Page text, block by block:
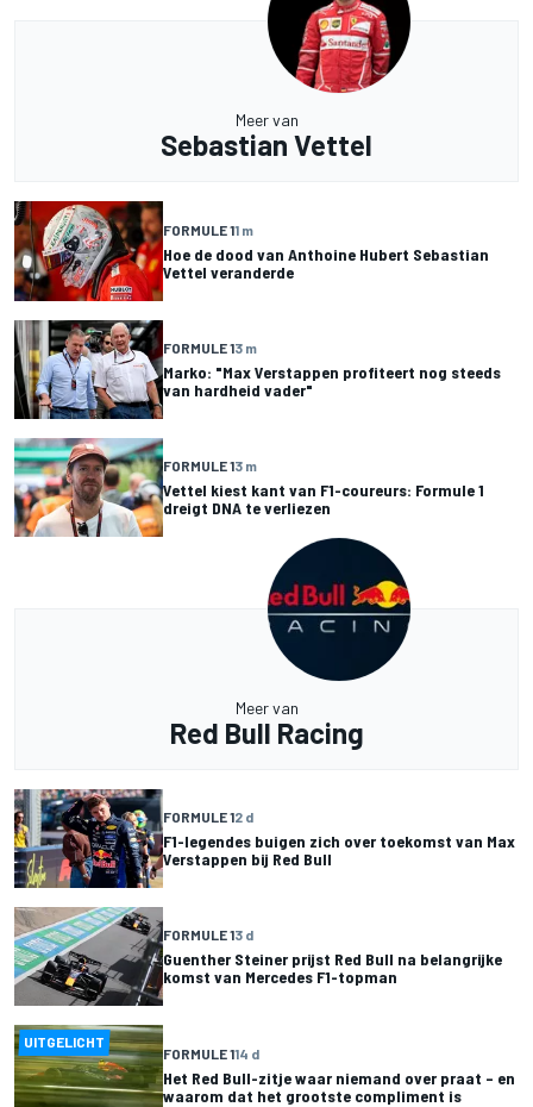
Meer van
Sebastian Vettel
FORMULE 11 m
Hoe de dood van Anthoine Hubert Sebastian
Vettel veranderde
FORMULE 13 m
Marko: "Max Verstappen profiteert nog steeds
van hardheid vader"
FORMULE 13 m
Vettel kiest kant van F1-coureurs: Formule 1
dreigt DNA te verliezen
Meer van
Red Bull Racing
FORMULE 12 d
F1-legendes buigen zich over toekomst van Max
Verstappen bij Red Bull
FORMULE 13 d
Guenther Steiner prijst Red Bull na belangrijke
komst van Mercedes F1-topman
UITGELICHT
FORMULE 114 d
Het Red Bull-zitje waar niemand over praat – en
waarom dat het grootste compliment is